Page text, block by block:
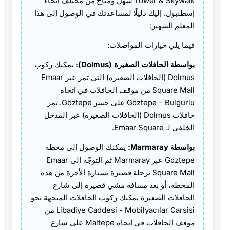
إسطنبول. إليك دليلًا لمساعدتك في الوصول إلى هذا
المعلم الشهير:
فيما يلي خيارات المواصلات:
بواسطة الحافلات الصغيرة (Dolmus):
يمكنك ركوب
Dolmus (الحافلات الصغيرة) التي تمر عبر Emaar
Square Mall من موقف الحافلات في اتجاه
Göztepe – Bulgurlu على جسر Göztepe. تمر
حافلات Dolmus (الحافلات الصغيرة) عبر المدخل
الخلفي لـ Emaar Square.
بواسطة Marmaray:
يمكنك الوصول إلى محطة
Goztepe عبر Marmaray ثم التوجّه إلى Emaar
Square Mall برحلة قصيرة بسيارة الأجرة من هذه
المحطة، أو بعد مسافة مشي قصيرة إلى شارع
الحافلات الصغيرة يمكنك ركوب الحافلات المتجهة نحو
Libadiye Caddesi - Mobilyacılar Carsisi من
موقف الحافلات في اتجاه Maltepe على شارع